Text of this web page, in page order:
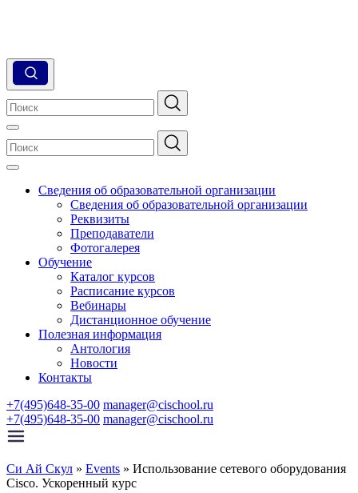
Сведения об образовательной организации
Сведения об образовательной организации
Реквизиты
Преподаватели
Фотогалерея
Обучение
Каталог курсов
Расписание курсов
Вебинары
Дистанционное обучение
Полезная информация
Антология
Новости
Контакты
+7(495)648-35-00 manager@cischool.ru
+7(495)648-35-00 manager@cischool.ru
Си Ай Скул » Events » Использование сетевого оборудования
Cisco. Ускоренный курс